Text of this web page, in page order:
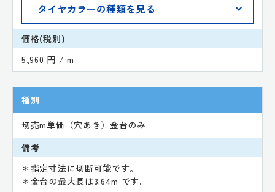
価格(税別)
5,960 円 / m
種別
切売m単価（穴あき）金台のみ
備考
＊指定寸法に切断可能です。
＊金台の最大長は3.64m です。